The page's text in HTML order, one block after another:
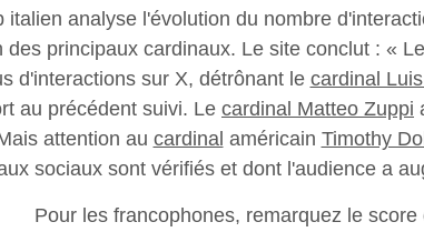
italien analyse l'évolution du nombre
des principaux cardinaux. Le site conclut : « Le
d'interactions sur X, détrônant le cardinal
au précédent suivi. Le cardinal Matteo Zuppi
attention au cardinal américain Timothy
sociaux sont vérifiés et dont l'audience a
Pour les francophones, remarquez le score